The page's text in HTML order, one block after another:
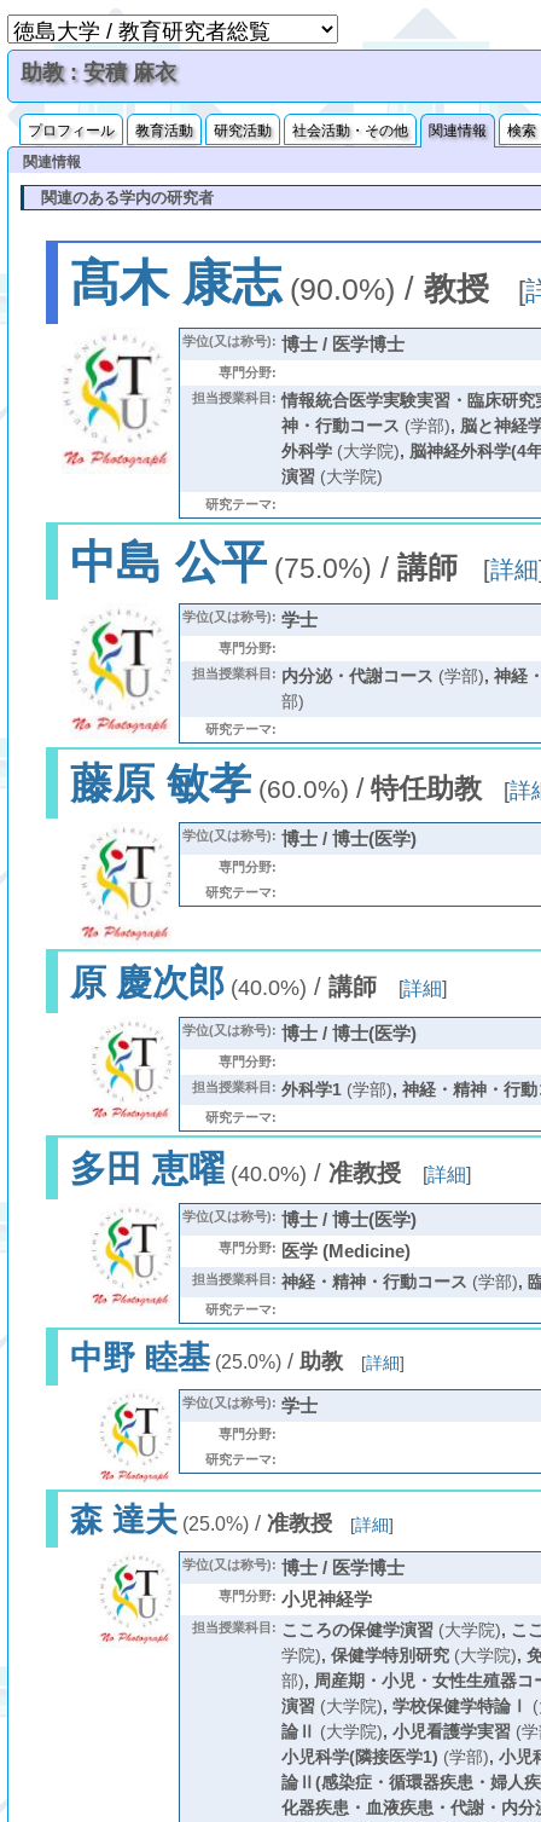
助教 : 安積 麻衣
プロフィール 教育活動 研究活動 社会活動・その他 関連情報
検索
関連情報
関連のある学内の研究者
髙木 康志(90.0%) / 教授 [
学位(又は称号): 博士 / 医学博士
専門分野:
担当授業科目: 情報統合医学実験実習・臨床研究
神・行動コース (学部), 脳と神経
外科学(大学院), 脳神経外科学(4
演習(大学院)
研究テーマ:
中島 公平(75.0%) / 講師 [詳細
学位(又は称号): 学士
専門分野:
担当授業科目: 内分泌・代謝コース (学部), 神経
部)
研究テーマ:
藤原 敏孝(60.0%) /特任助教 [詳
学位(又は称号): 博士 / 博士(医学)
専門分野:
研究テーマ:
原 慶次郎(40.0%) / 講師 [詳細]
学位(又は称号): 博士 / 博士(医学)
専門分野:
担当授業科目: 外科学1(学部), 神経・精神・行動
研究テーマ:
多田 恵曜(40.0%) / 准教授 [詳細]
学位(又は称号): 博士 / 博士(医学)
専門分野: 医学 (Medicine)
担当授業科目: 神経・精神・行動コース (学部),
研究テーマ:
中野 睦基(25.0%)/ 助教 [詳細]
学位(又は称号): 学士
専門分野:
研究テーマ:
森 達夫 (25.0%)/ 准教授 [詳細]
学位(又は称号): 博士 / 医学博士
専門分野: 小児神経学
担当授業科目: こころの保健学演習(大学院), こ
学院), 保健学特別研究(大学院),
部), 周産期・小児・女性生殖器コ
演習(大学院), 学校保健学特論Ⅰ
論Ⅱ (大学院), 小児看護学実習(学
小児科学(隣接医学1) (学部), 小児
論Ⅱ(感染症・循環器疾患・婦人
化器疾患・血液疾患・代謝・内分